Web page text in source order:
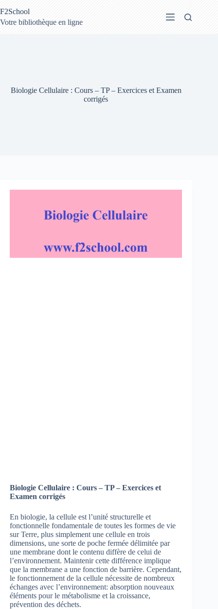
au
contenu
F2School
Votre bibliothèque en ligne
Biologie Cellulaire : Cours – TP – Exercices et Examen
corrigés
Biologie Cellulaire : Cours – TP – Exercices et
Examen corrigés
En biologie, la cellule est l’unité structurelle et
fonctionnelle fondamentale de toutes les formes de vie
sur Terre, plus simplement une cellule en trois
dimensions, une sorte de poche fermée délimitée par
une membrane dont le contenu diffère de celui de
l’environnement. Maintenir cette différence implique
que la membrane a une fonction de barrière. Cependant,
le fonctionnement de la cellule nécessite de nombreux
échanges avec l’environnement: absorption nouveaux
éléments pour le métabolisme et la croissance,
prévention des déchets.